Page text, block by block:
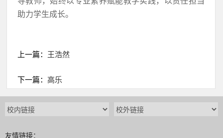
助力学生成长。
上一篇： 王浩然
下一篇： 高乐
友情链接：